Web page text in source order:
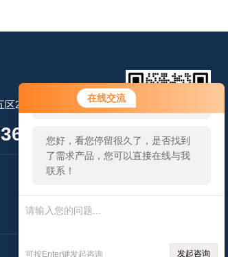
在线交流
您好！欢迎前来咨询，很高兴为您
服务，请问您要咨询什么问题呢？
您好，看您停留很久了，是否找到
了需求产品，您可以直接在线与我
联系！
可按Enter键发起咨询 发起咨询
2幢2层
技术支持： 管理登陆